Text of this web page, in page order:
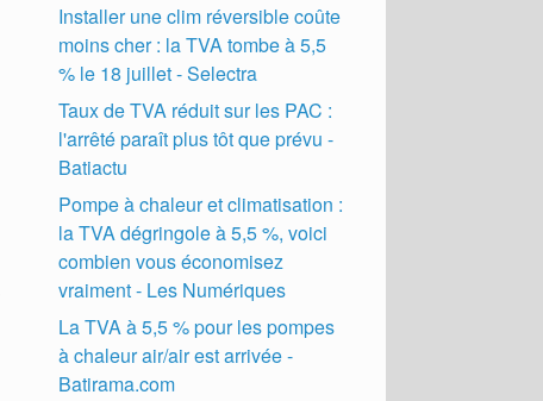
Installer une clim réversible coûte
moins cher : la TVA tombe à 5,5
% le 18 juillet - Selectra
Taux de TVA réduit sur les PAC :
l'arrêté paraît plus tôt que prévu -
Batiactu
Pompe à chaleur et climatisation :
la TVA dégringole à 5,5 %, voici
combien vous économisez
vraiment - Les Numériques
La TVA à 5,5 % pour les pompes
à chaleur air/air est arrivée -
Batirama.com